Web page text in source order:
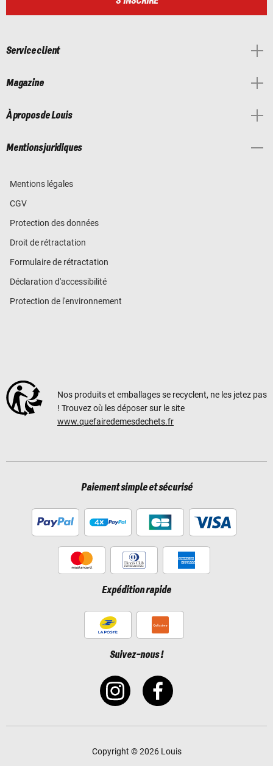
Service client
Magazine
À propos de Louis
Mentions juridiques
Mentions légales
CGV
Protection des données
Droit de rétractation
Formulaire de rétractation
Déclaration d'accessibilité
Protection de l'environnement
Nos produits et emballages se recyclent, ne les jetez pas
! Trouvez où les déposer sur le site
www.quefairedemesdechets.fr
Paiement simple et sécurisé
Expédition rapide
Suivez-nous !
Copyright © 2026 Louis